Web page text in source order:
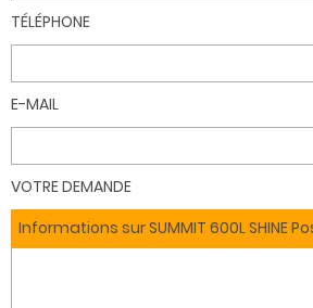
TÉLÉPHONE
E-MAIL
VOTRE DEMANDE